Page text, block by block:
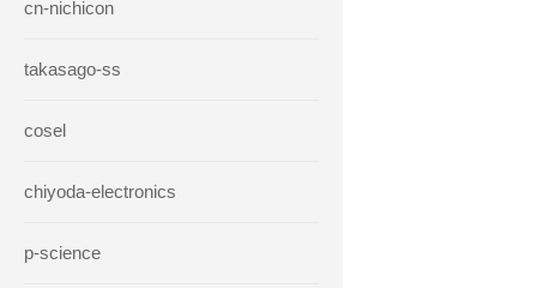
cn-nichicon
takasago-ss
cosel
chiyoda-electronics
p-science